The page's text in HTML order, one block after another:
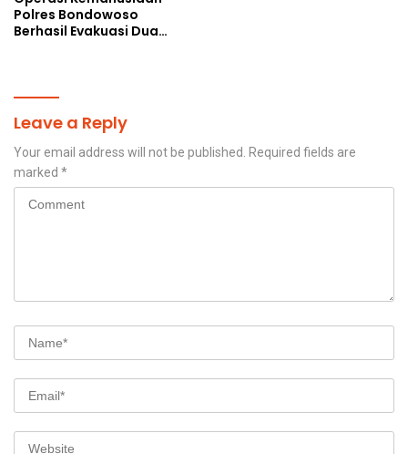
Polres Bondowoso
Berhasil Evakuasi Dua
Leave a Reply
Your email address will not be published.
Required fields are
marked *